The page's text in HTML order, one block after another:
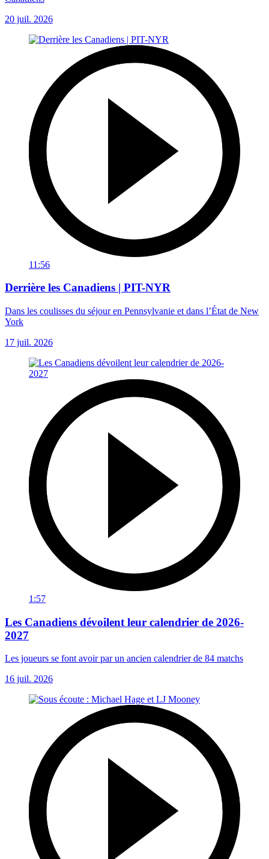
20 juil. 2026
11:56
Derrière les Canadiens | PIT-NYR
Dans les coulisses du séjour en Pennsylvanie et dans l’État de New
York
17 juil. 2026
1:57
Les Canadiens dévoilent leur calendrier de 2026-
2027
Les joueurs se font avoir par un ancien calendrier de 84 matchs
16 juil. 2026